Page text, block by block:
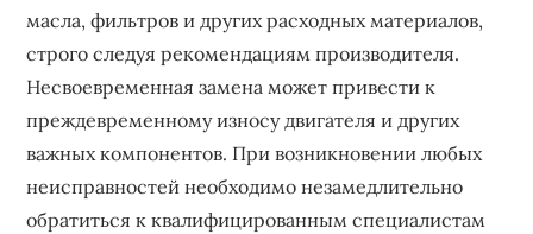
масла, фильтров и других расходных материалов,
строго следуя рекомендациям производителя.
Несвоевременная замена может привести к
преждевременному износу двигателя и других
важных компонентов. При возникновении любых
неисправностей необходимо незамедлительно
обратиться к квалифицированным специалистам